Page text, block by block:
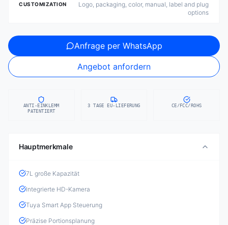
CUSTOMIZATION
Logo, packaging, color, manual, label and plug
options
Anfrage per WhatsApp
Angebot anfordern
ANTI-EINKLEMM
PATENTIERT
3 TAGE EU-LIEFERUNG CE/FCC/ROHS
Hauptmerkmale
7L große Kapazität
Integrierte HD-Kamera
Tuya Smart App Steuerung
Präzise Portionsplanung